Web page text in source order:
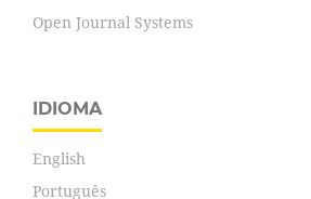
Open Journal Systems
IDIOMA
English
Português